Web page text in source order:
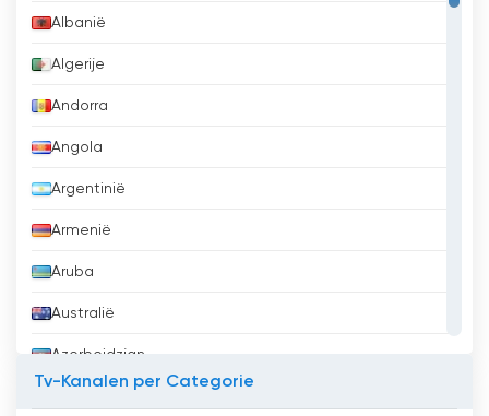
Albanië
Algerije
Andorra
Angola
Argentinië
Armenië
Aruba
Australië
Azerbeidzjan
Tv-Kanalen per Categorie